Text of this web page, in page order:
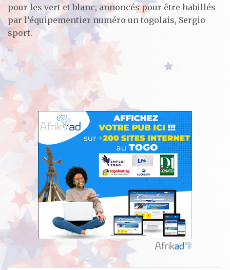
pour les vert et blanc, annoncés pour être habillés
par l’équipementier numéro un togolais, Sergio
sport.